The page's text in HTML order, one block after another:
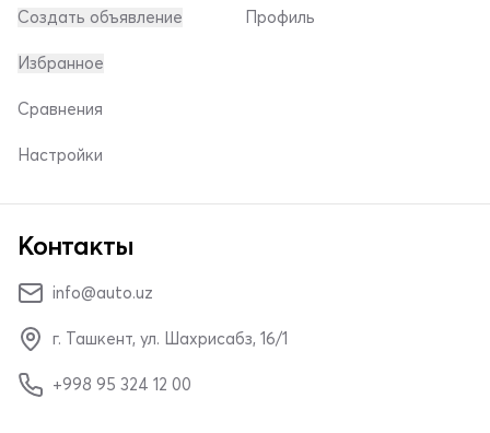
Создать объявление Профиль
Избранное
Сравнения
Настройки
Контакты
info@auto.uz
г. Ташкент, ул. Шахрисабз, 16/1
+998 95 324 12 00